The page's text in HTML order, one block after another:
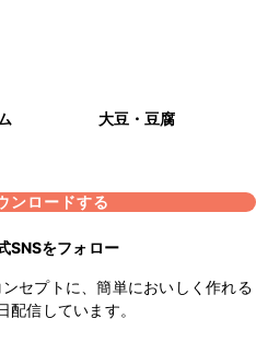
大豆・豆腐
ンロードする
SNSをフォロー
セプトに、簡単においしく作れる
配信しています。